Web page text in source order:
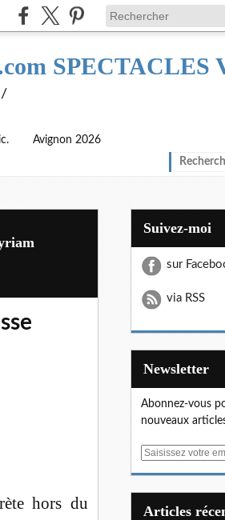
SPECTACLES
/
Avignon 2026
hors du
Suivez-moi
sur
via RSS
Newsletter
Abonnez-vous
nouveaux
E
articles